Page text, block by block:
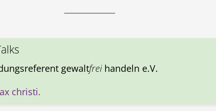
gewaltfreihandeln e.V.
christi.